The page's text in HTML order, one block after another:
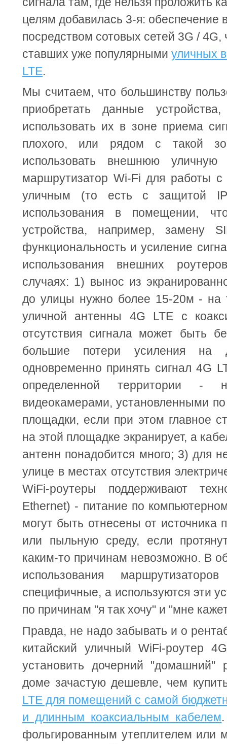
целям добавилась 3-я: обеспечение
посредством сотовых сетей 3G / 4G,
ставших уже популярными уличных
LTE.
Мы считаем, что большинству
приобретать данные
использовать их в зоне приема
плохого, или рядом с такой
использовать внешнюю
маршрутизатор Wi-Fi для работы
уличным (то есть с защитой
использования в помещении,
устройства, например, замену
функциональность и усиление
использования внешних
случаях: 1) вынос из
до улицы нужно более 15-20м - на
уличной антенны 4G LTE с
отсутствия сигнала может быть
большие потери усиления на
одновременно принять сигнал 4G
определенной территории
видеокамерами, установленными
площадки, если при этом главное
на этой площадке экранирует, а
антенн понадобится много; 3) для
улице в местах отсутствия
WiFi-роутеры поддерживают
Ethernet) - питание по
могут быть отнесены от
или пыльную среду, если
каким-то причинам невозможно. В
использования
специфичные, а используются эти
по причинам "я так хочу" и "мне
Правда, не надо забывать и о
китайский уличный WiFi-роутер
установить дочерний "домашний"
доме зачастую дешевле, чем
LTE для помещений с самой
и длинным коаксиальным кабелем
фольгированным утеплителем или